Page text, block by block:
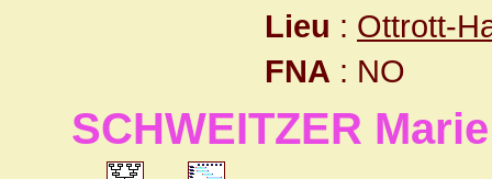
Lieu : Ottrott-
FNA : NO
SCHWEITZER